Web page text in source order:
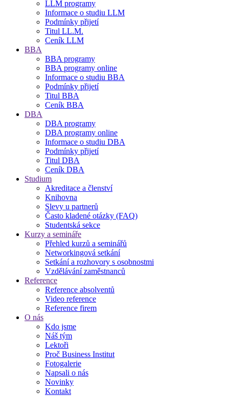
LLM programy
Informace o studiu LLM
Podmínky přijetí
Titul LL.M.
Ceník LLM
BBA
BBA programy
BBA programy online
Informace o studiu BBA
Podmínky přijetí
Titul BBA
Ceník BBA
DBA
DBA programy
DBA programy online
Informace o studiu DBA
Podmínky přijetí
Titul DBA
Ceník DBA
Studium
Akreditace a členství
Knihovna
Slevy u partnerů
Často kladené otázky (FAQ)
Studentská sekce
Kurzy a semináře
Přehled kurzů a seminářů
Networkingová setkání
Setkání a rozhovory s osobnostmi
Vzdělávání zaměstnanců
Reference
Reference absolventů
Video reference
Reference firem
O nás
Kdo jsme
Náš tým
Lektoři
Proč Business Institut
Fotogalerie
Napsali o nás
Novinky
Kontakt